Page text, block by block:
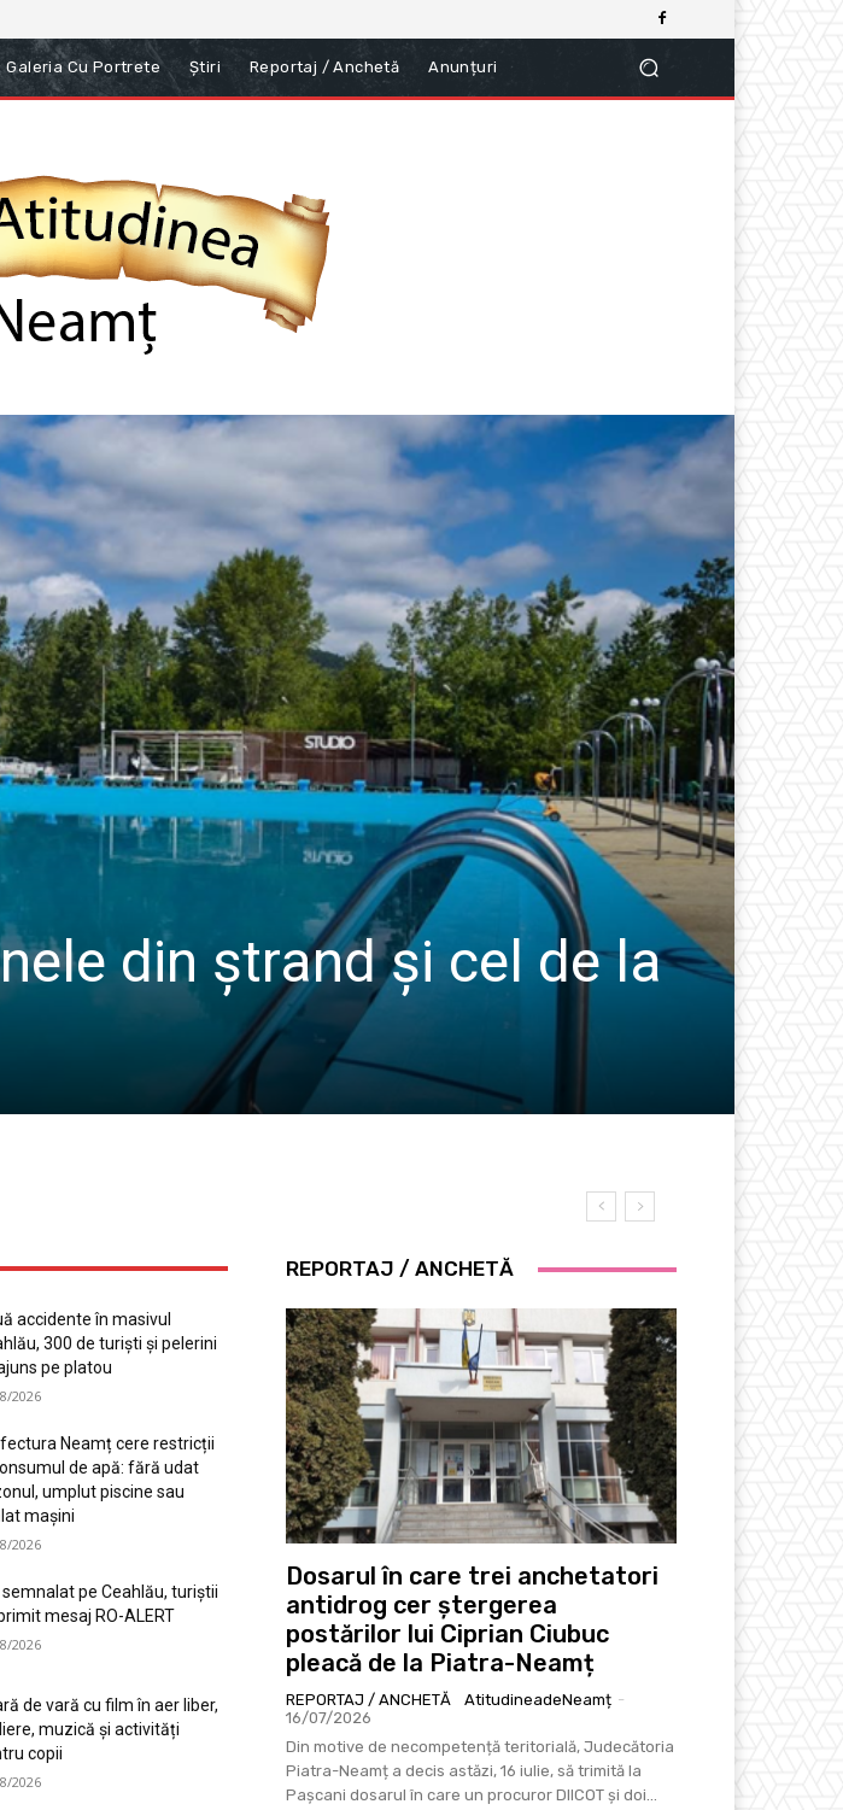
Galeria Cu Portrete Știri Reportaj / Anchetă Anunțuri
din ștrand și cel de la
ori în apropierea gospodăriilor
accidente în masivul
300 de turiști și pelerini
pe platou
2026
Neamț cere restricții
de apă: fără udat
umplut piscine sau
mașini
2026
semnalat pe Ceahlău, turiștii
mesaj RO-ALERT
2026
de vară cu film în aer liber,
muzică și activități
copii
2026
REPORTAJ / ANCHETĂ
Dosarul în care trei anchetatori
antidrog cer ștergerea
postărilor lui Ciprian Ciubuc
pleacă de la Piatra-Neamț
REPORTAJ / ANCHETĂ AtitudineadeNeamț -
16/07/2026
Din motive de necompetență teritorială, Judecătoria
Piatra-Neamț a decis astăzi, 16 iulie, să trimită la
Pașcani dosarul în care un procuror DIICOT și doi...